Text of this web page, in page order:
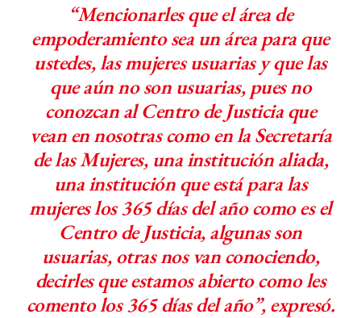
“Mencionarles que el área de
empoderamiento sea un área para que
ustedes, las mujeres usuarias y que las
que aún no son usuarias, pues no
conozcan al Centro de Justicia que
vean en nosotras como en la Secretaría
de las Mujeres, una institución aliada,
una institución que está para las
mujeres los 365 días del año como es el
Centro de Justicia, algunas son
usuarias, otras nos van conociendo,
decirles que estamos abierto como les
comento los 365 días del año”, expresó.